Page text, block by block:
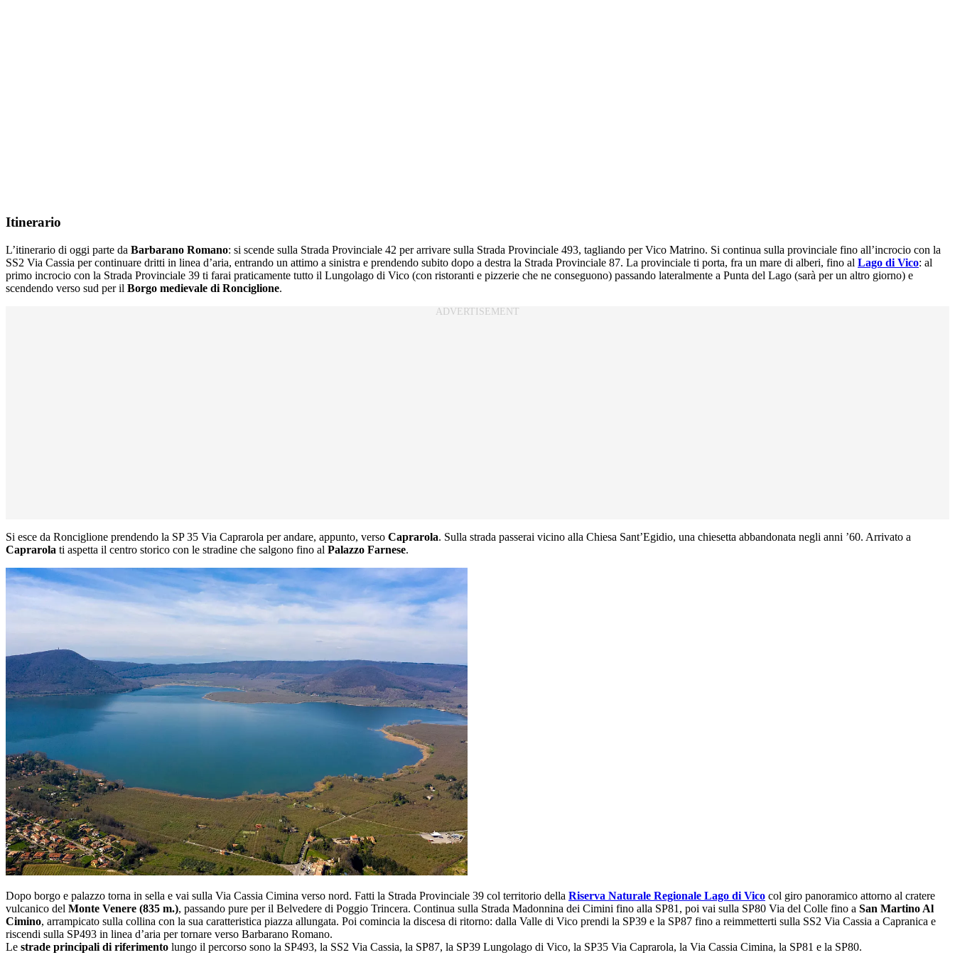
Itinerario
L’itinerario di oggi parte da Barbarano Romano: si scende sulla Strada Provinciale 42 per arrivare sulla Strada Provinciale 493, tagliando per Vico Matrino. Si continua sulla provinciale fino all’incrocio con la
SS2 Via Cassia per continuare dritti in linea d’aria, entrando un attimo a sinistra e prendendo subito dopo a destra la Strada Provinciale 87. La provinciale ti porta, fra un mare di alberi, fino al Lago di Vico: al
primo incrocio con la Strada Provinciale 39 ti farai praticamente tutto il Lungolago di Vico (con ristoranti e pizzerie che ne conseguono) passando lateralmente a Punta del Lago (sarà per un altro giorno) e
scendendo verso sud per il Borgo medievale di Ronciglione.
Si esce da Ronciglione prendendo la SP 35 Via Caprarola per andare, appunto, verso Caprarola. Sulla strada passerai vicino alla Chiesa Sant’Egidio, una chiesetta abbandonata negli anni ’60. Arrivato a
Caprarola ti aspetta il centro storico con le stradine che salgono fino al Palazzo Farnese.
Dopo borgo e palazzo torna in sella e vai sulla Via Cassia Cimina verso nord. Fatti la Strada Provinciale 39 col territorio della Riserva Naturale Regionale Lago di Vico col giro panoramico attorno al cratere
vulcanico del Monte Venere (835 m.), passando pure per il Belvedere di Poggio Trincera. Continua sulla Strada Madonnina dei Cimini fino alla SP81, poi vai sulla SP80 Via del Colle fino a San Martino Al
Cimino, arrampicato sulla collina con la sua caratteristica piazza allungata. Poi comincia la discesa di ritorno: dalla Valle di Vico prendi la SP39 e la SP87 fino a reimmetterti sulla SS2 Via Cassia a Capranica e
riscendi sulla SP493 in linea d’aria per tornare verso Barbarano Romano.
Le strade principali di riferimento lungo il percorso sono la SP493, la SS2 Via Cassia, la SP87, la SP39 Lungolago di Vico, la SP35 Via Caprarola, la Via Cassia Cimina, la SP81 e la SP80.